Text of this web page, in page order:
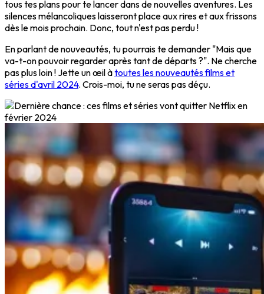
tous tes plans pour te lancer dans de nouvelles aventures. Les
silences mélancoliques laisseront place aux rires et aux frissons
dès le mois prochain. Donc, tout n'est pas perdu !
En parlant de nouveautés, tu pourrais te demander "Mais que
va-t-on pouvoir regarder après tant de départs ?". Ne cherche
pas plus loin ! Jette un œil àtoutes les nouveautés films et
séries d'avril 2024. Crois-moi, tu ne seras pas déçu.